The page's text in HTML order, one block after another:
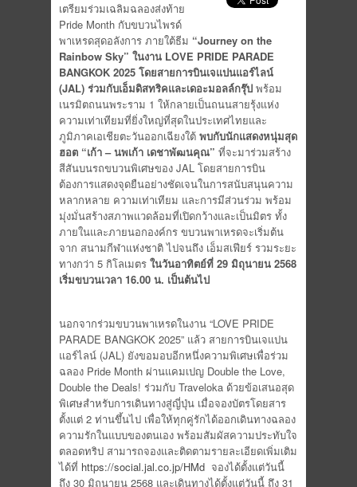
เตรียมร่วมเฉลิมฉลองส่งท้าย
Pride Month กับขบวนไพรด์
พาเหรดสุดอลังการ ภายใต้ธีม “Journey on the
Rainbow Sky” ในงาน LOVE PRIDE PARADE
BANGKOK 2025 โดยสายการบินเจแปนแอร์ไลน์
(JAL) ร่วมกับเอ็มดิสทริคและเดอะมอลล์กรุ๊ป พร้อม
เนรมิตถนนพระราม 1 ให้กลายเป็นถนนสายรุ้งแห่ง
ความเท่าเทียมที่ยิ่งใหญ่ที่สุดในประเทศไทยและ
ภูมิภาคเอเชียตะวันออกเฉียงใต้ พบกับนักแสดงหนุ่มสุด
ฮอต “เก้า – นพเก้า เดชาพัฒนคุณ” ที่จะมาร่วมสร้าง
สีสันบนรถขบวนพิเศษของ JAL โดยสายการบิน
ต้องการแสดงจุดยืนอย่างชัดเจนในการสนับสนุนความ
หลากหลาย ความเท่าเทียม และการมีส่วนร่วม พร้อม
มุ่งมั่นสร้างสภาพแวดล้อมที่เปิดกว้างและเป็นมิตร ทั้ง
ภายในและภายนอกองค์กร ขบวนพาเหรดจะเริ่มต้น
จาก สนามกีฬาแห่งชาติ ไปจนถึง เอ็มสเฟียร์ รวมระยะ
ทางกว่า 5 กิโลเมตร ในวันอาทิตย์ที่ 29 มิถุนายน 2568
เริ่มขบวนเวลา 16.00 น. เป็นต้นไป
นอกจากร่วมขบวนพาเหรดในงาน “LOVE PRIDE
PARADE BANGKOK 2025” แล้ว สายการบินเจแปน
แอร์ไลน์ (JAL) ยังขอมอบอีกหนึ่งความพิเศษเพื่อร่วม
ฉลอง Pride Month ผ่านแคมเปญ Double the Love,
Double the Deals! ร่วมกับ Traveloka ด้วยข้อเสนอสุด
พิเศษสำหรับการเดินทางสู่ญี่ปุ่น เมื่อจองบัตรโดยสาร
ตั้งแต่ 2 ท่านขึ้นไป เพื่อให้ทุกคู่รักได้ออกเดินทางฉลอง
ความรักในแบบของตนเอง พร้อมสัมผัสความประทับใจ
ตลอดทริป สามารถจองและติดตามรายละเอียดเพิ่มเติม
ได้ที่ https://social.jal.co.jp/HMd จองได้ตั้งแต่วันนี้
ถึง 30 มิถุนายน 2568 และเดินทางได้ตั้งแต่วันนี้ ถึง 31